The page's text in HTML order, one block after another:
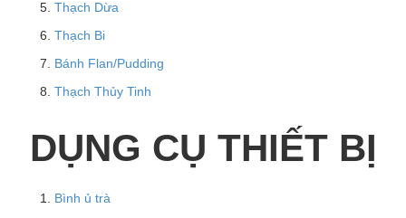
Thạch Dừa
Thạch Bi
Bánh Flan/Pudding
Thạch Thủy Tinh
DỤNG CỤ THIẾT BỊ
Bình ủ trà